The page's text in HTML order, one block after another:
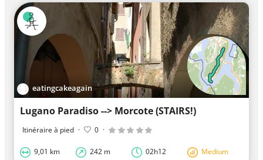
eatingcakeagain
Lugano Paradiso --> Morcote (STAIRS!)
Itinéraire à pied · 0 ·
9,01 km 242 m 02h12 Medium